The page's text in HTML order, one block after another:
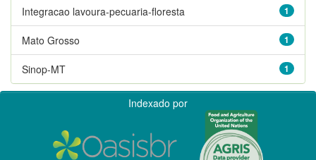
1
Integracao lavoura-pecuaria-floresta
1
Mato Grosso
1
Sinop-MT
Indexado por